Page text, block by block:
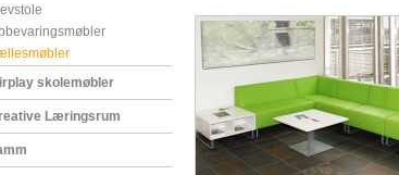
skolemøbler
Læringsrum